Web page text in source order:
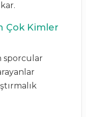
Çok Kimler
sporcular